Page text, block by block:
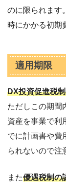
のに限られます
時にかかる初期
適用期限
DX投資促進税
ただしこの期間
資産を事業で利
でに計画書や費
られないので注
また優遇税制の